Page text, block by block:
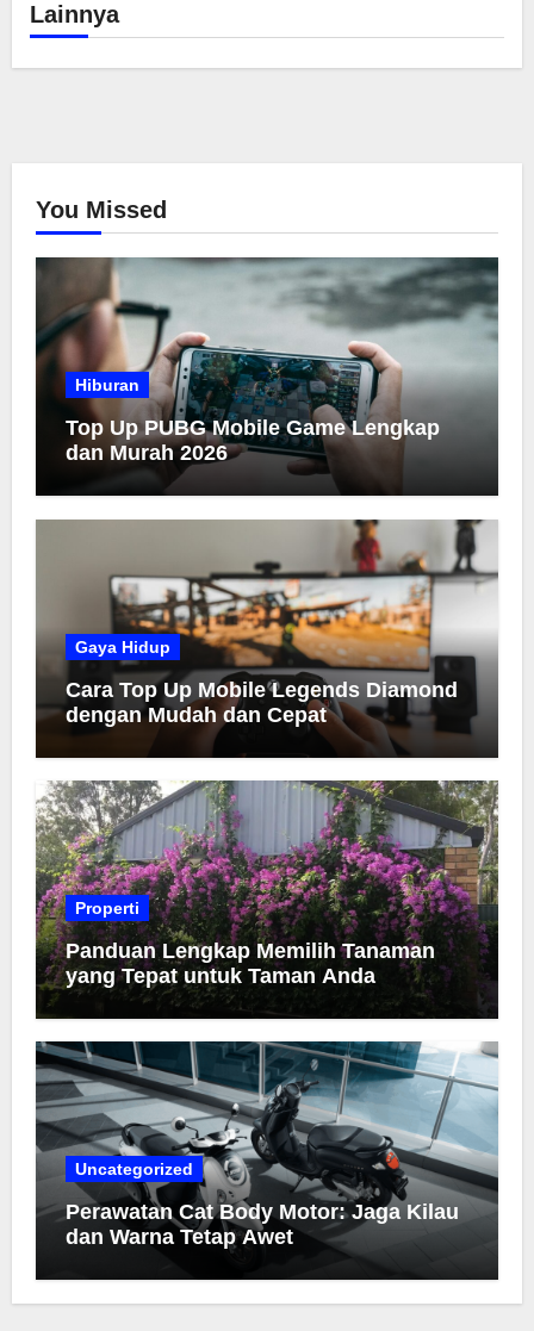
Lainnya
You Missed
Hiburan
Top Up PUBG Mobile Game Lengkap
dan Murah 2026
Gaya Hidup
Cara Top Up Mobile Legends Diamond
dengan Mudah dan Cepat
Properti
Panduan Lengkap Memilih Tanaman
yang Tepat untuk Taman Anda
Uncategorized
Perawatan Cat Body Motor: Jaga Kilau
dan Warna Tetap Awet